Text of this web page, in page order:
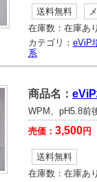
送料無料
在庫数： 在庫あ
カテゴリ： eViP
系
商品名：
WPM、pH5.8前
売価： 3,500円
送料無料
在庫数： 在庫あ